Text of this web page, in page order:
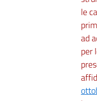
le
ad
per